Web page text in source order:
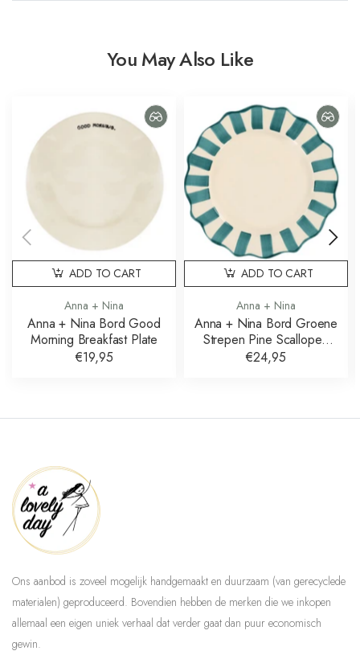
You May Also Like
Anna + Nina
Anna + Nina Bord Good
Morning Breakfast Plate
€19,95
ADD TO CART
Anna + Nina
Anna + Nina Bord Groene
Strepen Pine Scalloped
Dinner Plate
€24,95
ADD TO CART
Ons aanbod is zoveel mogelijk handgemaakt en duurzaam (van gerecyclede
materialen) geproduceerd. Bovendien hebben de merken die we inkopen
allemaal een eigen uniek verhaal dat verder gaat dan puur economisch
gewin.